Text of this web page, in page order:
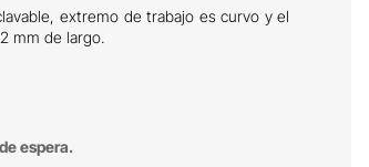
extremo de trabajo es curvo y el
mm de largo.
espera.